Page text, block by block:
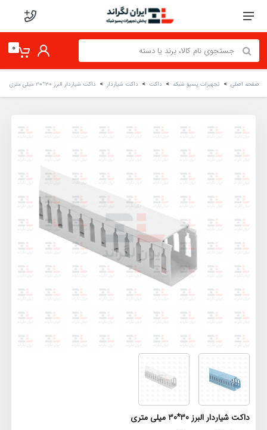
0
صفحه اصلی تجهیزات پسیو شبکه داکت داکت شیاردار داکت شیاردار البرز 30*30 میلی‌ متری
داکت شیاردار البرز 30*30 میلی‌ متری